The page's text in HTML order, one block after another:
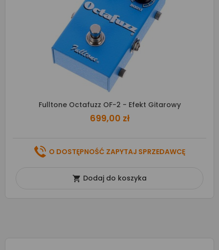
Fulltone Octafuzz OF-2 - Efekt Gitarowy
699,00 zł
O DOSTĘPNOŚĆ ZAPYTAJ SPRZEDAWCĘ
 Dodaj do koszyka